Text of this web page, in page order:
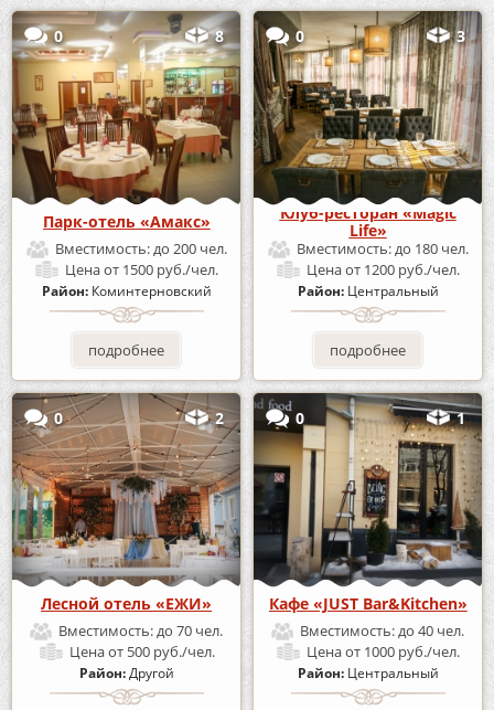
0 8
Парк-отель «Амакс»
Вместимость:до 200 чел.
Ценаот 1500 руб./чел.
Район: Коминтерновский
подробнее
0 3
Клуб-ресторан «Magic
Life»
Вместимость:до 180 чел.
Ценаот 1200 руб./чел.
Район: Центральный
подробнее
0 2
Лесной отель «ЕЖИ»
Вместимость:до 70 чел.
Ценаот 500 руб./чел.
Район:Другой
0 1
Кафе «JUST Bar&Kitchen»
Вместимость:до 40 чел.
Ценаот 1000 руб./чел.
Район: Центральный